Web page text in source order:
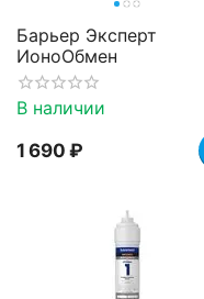
Барьер Эксперт
ИоноОбмен
В наличии
1 690 ₽